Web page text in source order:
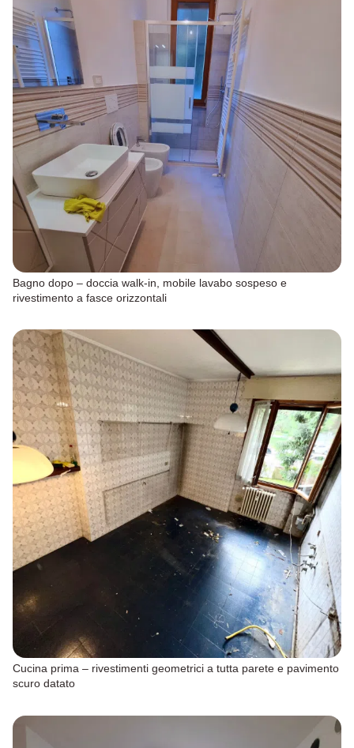
Bagno dopo – doccia walk-in, mobile lavabo sospeso e
rivestimento a fasce orizzontali
Cucina prima – rivestimenti geometrici a tutta parete e pavimento
scuro datato